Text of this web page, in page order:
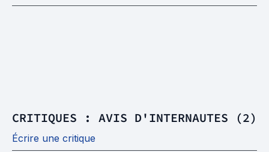
CRITIQUES : AVIS D'INTERNAUTES (2)
Écrire une critique